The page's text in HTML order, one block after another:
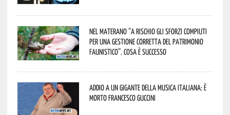
Nel materano “a rischio gli sforzi compiuti
per una gestione corretta del patrimonio
faunistico”. Cosa è successo
Addio a un gigante della musica italiana: è
morto Francesco Guccini